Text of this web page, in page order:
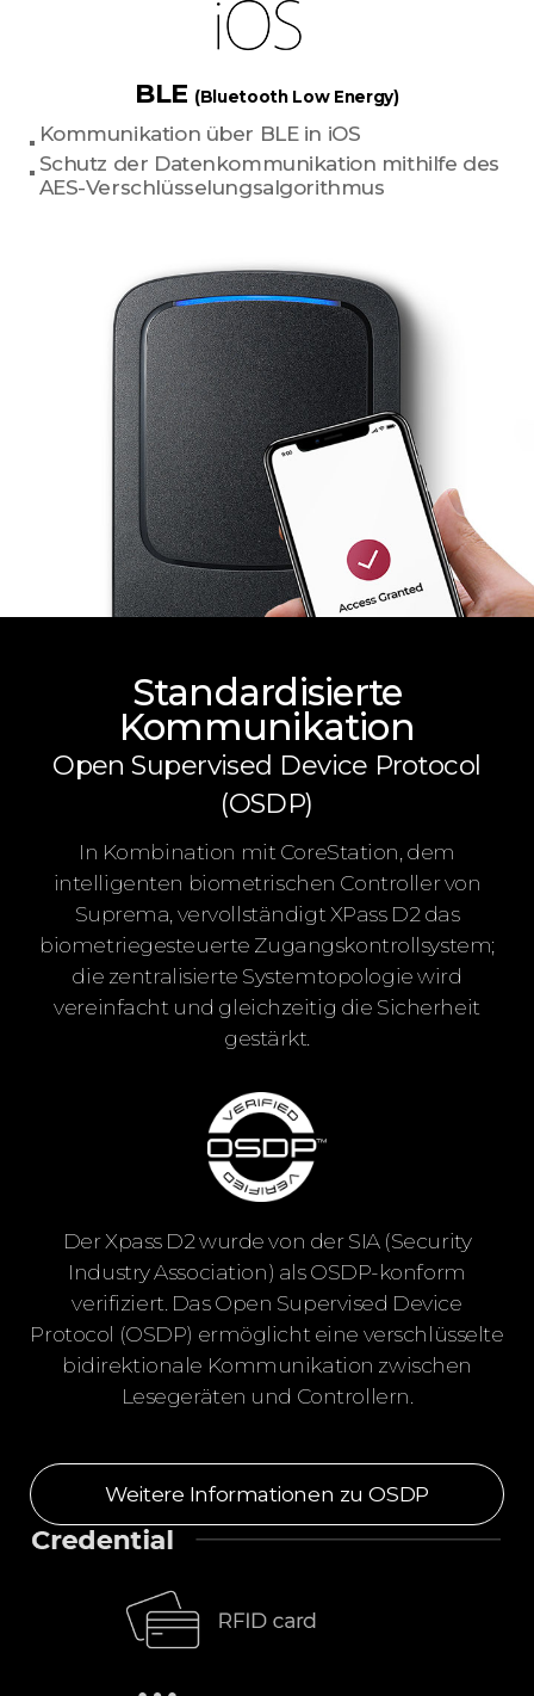
BLE (Bluetooth Low Energy)
Kommunikation über BLE in iOS
Schutz der Datenkommunikation mithilfe des
AES-Verschlüsselungsalgorithmus
Standardisierte
Kommunikation
Open Supervised Device Protocol
(OSDP)
In Kombination mit CoreStation, dem
intelligenten biometrischen Controller von
Suprema, vervollständigt XPass D2 das
biometriegesteuerte Zugangskontrollsystem;
die zentralisierte Systemtopologie wird
vereinfacht und gleichzeitig die Sicherheit
gestärkt.
Der Xpass D2 wurde von der SIA (Security
Industry Association) als OSDP-konform
verifiziert. Das Open Supervised Device
Protocol (OSDP) ermöglicht eine verschlüsselte
bidirektionale Kommunikation zwischen
Lesegeräten und Controllern.
Weitere Informationen zu OSDP